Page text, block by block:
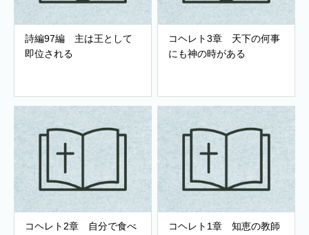
詩編97編 主は王として
即位される
コヘレト3章 天下の何事
にも神の時がある
コヘレト2章 自分で食べ
コヘレト1章 知恵の教師